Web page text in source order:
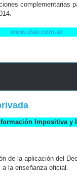
complementarias
www.dae.com.ar
Impositiva y
de la aplicación del
la enseñanza oficial.